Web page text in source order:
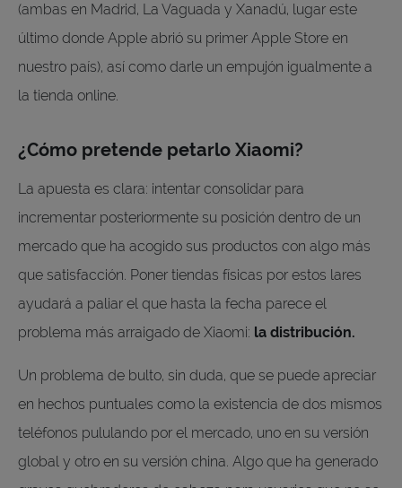
(ambas en Madrid, La Vaguada y Xanadú, lugar este
último donde Apple abrió su primer Apple Store en
nuestro país), así como darle un empujón igualmente a
la tienda online.
¿Cómo pretende petarlo Xiaomi?
La apuesta es clara: intentar consolidar para
incrementar posteriormente su posición dentro de un
mercado que ha acogido sus productos con algo más
que satisfacción. Poner tiendas físicas por estos lares
ayudará a paliar el que hasta la fecha parece el
problema más arraigado de Xiaomi: la distribución.
Un problema de bulto, sin duda, que se puede apreciar
en hechos puntuales como la existencia de dos mismos
teléfonos pululando por el mercado, uno en su versión
global y otro en su versión china. Algo que ha generado